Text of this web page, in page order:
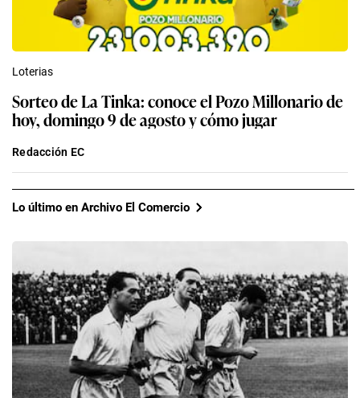
Loterias
Sorteo de La Tinka: conoce el Pozo Millonario de
hoy, domingo 9 de agosto y cómo jugar
Redacción EC
Lo último en Archivo El Comercio